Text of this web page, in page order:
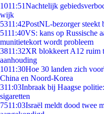
1011:51Nachtelijk
wijk
5311:42PostNL-bezorger steekt
5111:40VS: kans op Russische
munitietekort wordt probleem
3811:32XR blokkeert A12 ruim
aanhouding
1011:30Hoe 30 landen zich
China en Noord-Korea
311:03Inbraak bij Haagse
sigaretten
7511:03Israël meldt dood twee